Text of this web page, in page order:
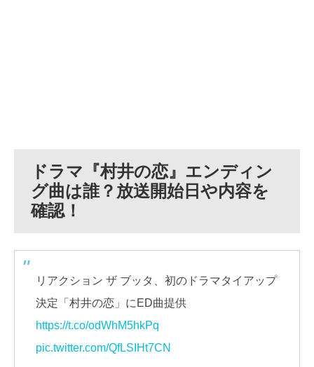
ドラマ『村井の恋』エンディン
グ曲は誰？放送開始日や内容を
確認！
リアクション ザ ブッタ、初のドラマタイアップ
決定「村井の恋」にED曲提供
https://t.co/odWhM5hkPq
pic.twitter.com/QfLSIHt7CN